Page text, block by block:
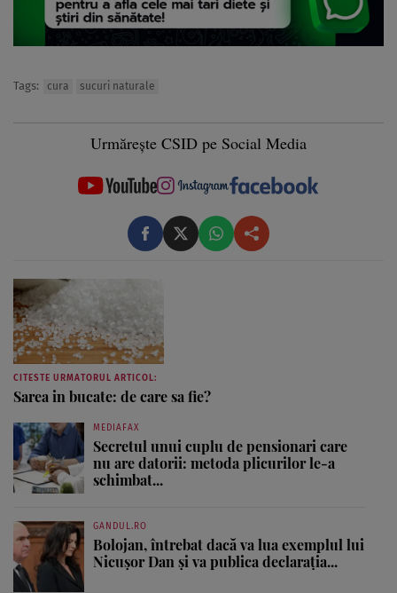
Tags: cura sucuri naturale
Urmărește CSID pe Social Media
CITESTE URMATORUL ARTICOL:
Sarea in bucate: de care sa fie?
MEDIAFAX
Secretul unui cuplu de pensionari care
nu are datorii: metoda plicurilor le-a
schimbat...
GANDUL.RO
Bolojan, întrebat dacă va lua exemplul lui
Nicușor Dan și va publica declarația...